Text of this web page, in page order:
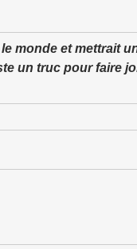
monde et mettrait
un truc pour faire